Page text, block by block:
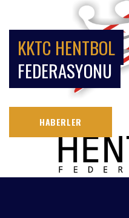
KKTC HENTBOL
FEDERASYONU
HABERLER